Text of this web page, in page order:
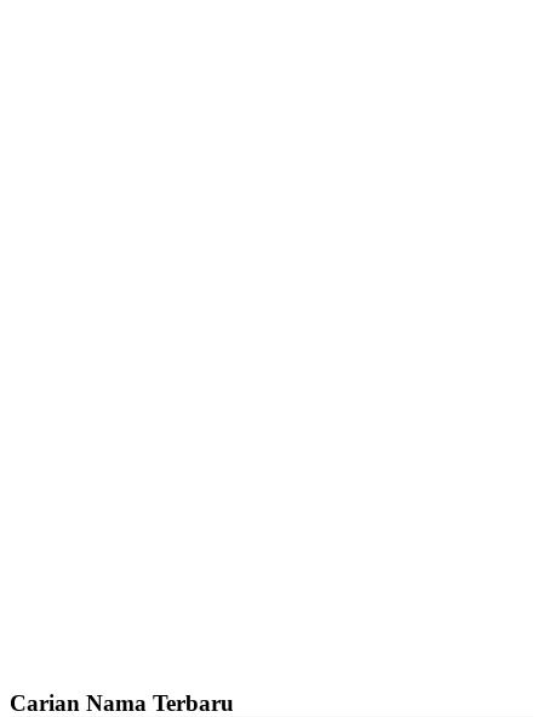
Carian Nama Terbaru